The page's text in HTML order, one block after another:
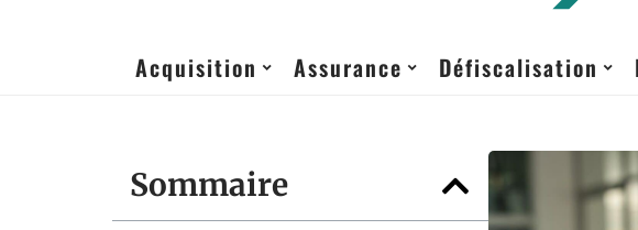
Acquisition Assurance Défiscalisation
Sommaire